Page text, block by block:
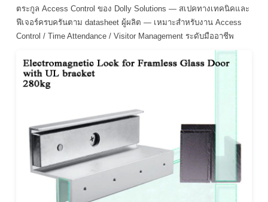
ตระกูล Access Control ของ Dolly Solutions — สเปคทางเทคนิคและ
ฟีเจอร์ครบครันตาม datasheet ผู้ผลิต — เหมาะสำหรับงาน Access
Control / Time Attendance / Visitor Management ระดับมืออาชีพ